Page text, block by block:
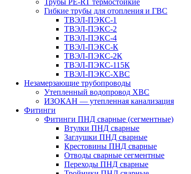
Трубы PE-RT термостойкие
Гибкие трубы для отопления и ГВС
ТВЭЛ-ПЭКС-1
ТВЭЛ-ПЭКС-2
ТВЭЛ-ПЭКС-4
ТВЭЛ-ПЭКС-К
ТВЭЛ-ПЭКС-2К
ТВЭЛ-ПЭКС-115К
ТВЭЛ-ПЭКС-ХВС
Незамерзающие трубопроводы
Утепленный водопровод ХВС
ИЗОКАН — утепленная канализация
Фитинги
Фитинги ПНД сварные (сегментные)
Втулки ПНД сварные
Заглушки ПНД сварные
Крестовины ПНД сварные
Отводы сварные сегментные
Переходы ПНД сварные